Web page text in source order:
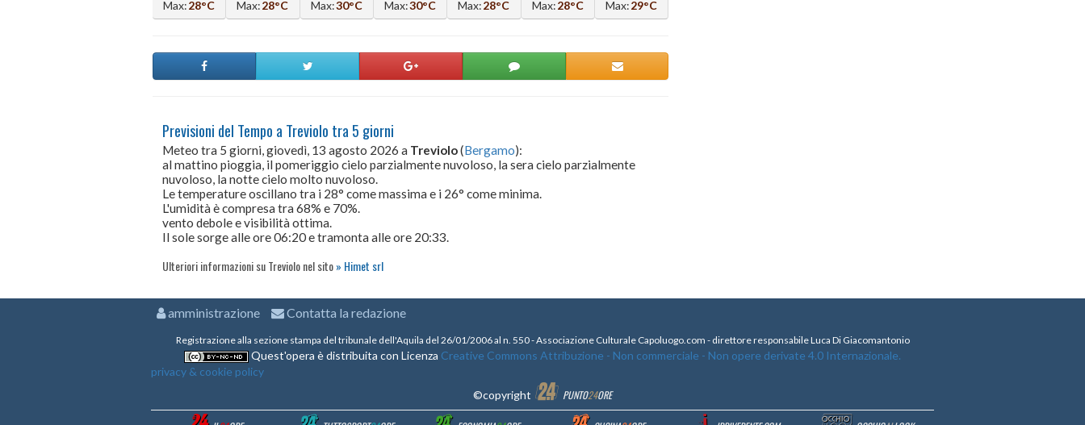
Max:28°C
Max:28°C
Max:30°C
Max:30°C
Max:28°C
Max:28°C
Max:29°C
Previsioni del Tempo a Treviolo tra 5 giorni
Meteo tra 5 giorni, giovedì, 13 agosto 2026 a Treviolo(Bergamo):
al mattino pioggia, il pomeriggio cielo parzialmente nuvoloso, la sera cielo parzialmente
nuvoloso, la notte cielo molto nuvoloso.
Le temperature oscillano tra i 28° come massima e i 26° come minima.
L'umidità è compresa tra 68% e 70%.
vento debole e visibilità ottima.
Il sole sorge alle ore 06:20 e tramonta alle ore 20:33.
Ulteriori informazioni su Treviolo nel sito Himet srl
amministrazione Contatta la redazione
Registrazione alla sezione stampa del tribunale dell'Aquila del 26/01/2006 al n. 550 - Associazione Culturale Capoluogo.com - direttore responsabile Luca Di Giacomantonio
Quest'opera è distribuita con Licenza Creative Commons Attribuzione - Non commerciale - Non opere derivate 4.0 Internazionale.
privacy & cookie policy
©copyright
PUNTO24ORE